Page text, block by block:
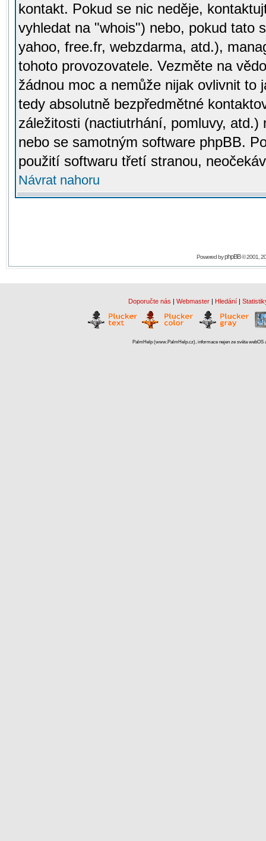
kontakt. Pokud se nic neděje,
vyhledat na "whois") nebo, pokud tato
yahoo, free.fr, webzdarma, atd.),
tohoto provozovatele. Vezměte na
žádnou moc a nemůže nijak ovlivnit to
tedy absolutně bezpředmětné
záležitosti (nactiutrhání, pomluvy,
nebo se samotným software phpBB.
použití softwaru třetí stranou,
Návrat nahoru
Powered byphpBB© 2001,
Doporučte nás | Webmaster | Hledání |
PalmHelp (www.PalmHelp.cz), informace nejen ze světa